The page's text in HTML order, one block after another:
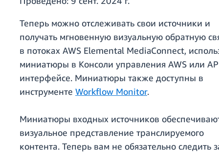
Теперь можно отслеживать свои источники и
получать мгновенную визуальную обратную
в потоках AWS Elemental MediaConnect,
миниатюры в Консоли управления AWS или
интерфейсе. Миниатюры также доступны в
инструменте Workflow Monitor.
Миниатюры входных источников
визуальное представление транслируемого
контента. Теперь вам не обязательно следить